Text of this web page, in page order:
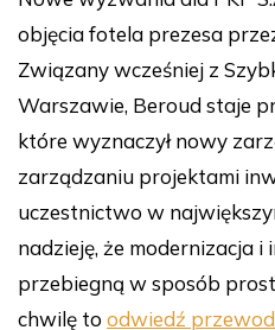
objęcia fotela prezesa
Związany wcześniej z
Warszawie, Beroud staje
które wyznaczył nowy
zarządzaniu projektami
uczestnictwo w
nadzieję, że modernizacja i
przebiegną w sposób
chwilę to odwiedź